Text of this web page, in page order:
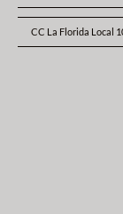
CC La Florida Local